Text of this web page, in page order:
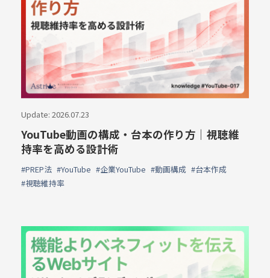
Update: 2026.07.23
YouTube動画の構成・台本の作り方｜視聴維
持率を高める設計術
#PREP法 #YouTube #企業YouTube #動画構成 #台本作成
#視聴維持率